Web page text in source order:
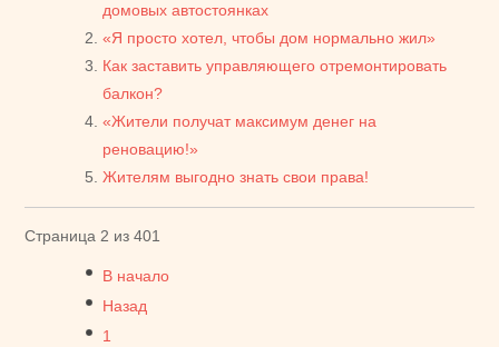
домовых автостоянках
«Я просто хотел, чтобы дом нормально жил»
Как заставить управляющего отремонтировать
балкон?
«Жители получат максимум денег на
реновацию!»
Жителям выгодно знать свои права!
Страница 2 из 401
В начало
Назад
1